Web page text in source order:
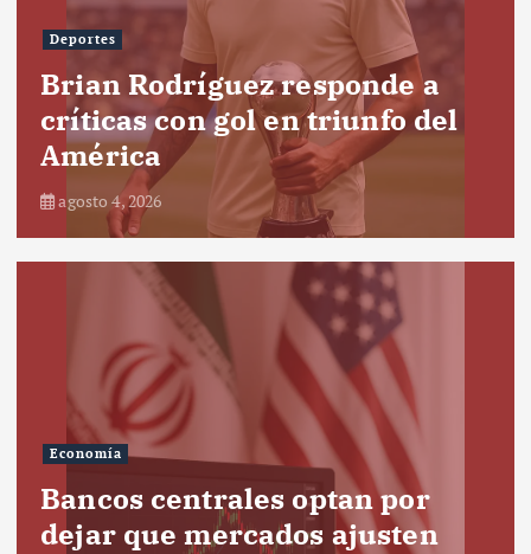
Deportes
Brian Rodríguez responde a
críticas con gol en triunfo del
América
agosto 4, 2026
Economía
Bancos centrales optan por
dejar que mercados ajusten